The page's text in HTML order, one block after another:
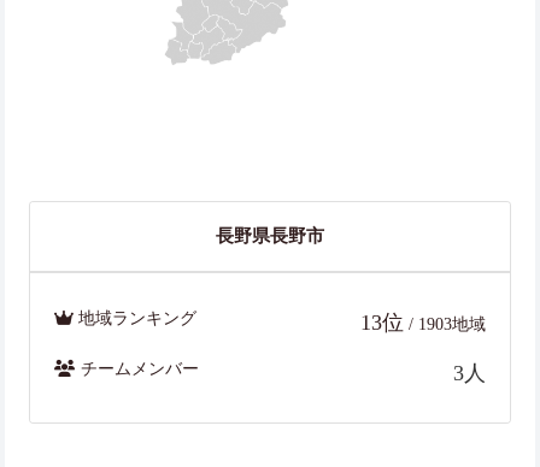
長野県長野市
地域ランキング 13位 / 1903地域
チームメンバー 3人